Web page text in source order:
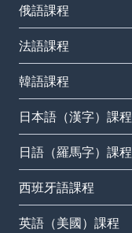
俄語課程
法語課程
韓語課程
日本語（漢字）課程
日語（羅馬字）課程
西班牙語課程
英語（美國）課程